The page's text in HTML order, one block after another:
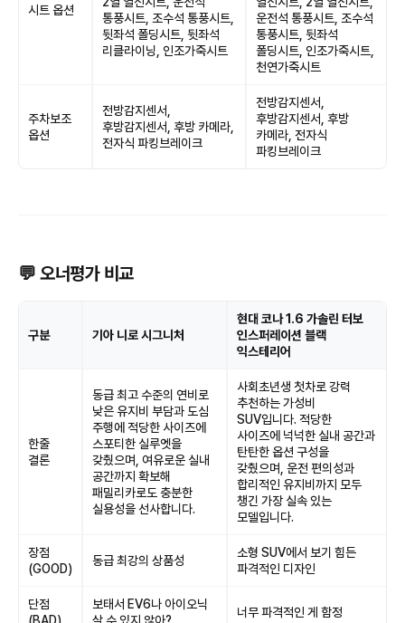
시트 옵션
통풍시트, 조수석 통풍시트,
뒷좌석 폴딩시트, 뒷좌석
리클라이닝, 인조가죽시트
운전석 통풍시트, 조수석
통풍시트, 뒷좌석
폴딩시트, 인조가죽시트,
천연가죽시트
주차보조
옵션
전방감지센서,
후방감지센서, 후방 카메라,
전자식 파킹브레이크
전방감지센서,
후방감지센서, 후방
카메라, 전자식
파킹브레이크
💬 오너평가 비교
구분 기아 니로 시그니처
현대 코나 1.6 가솔린 터보
인스퍼레이션 블랙
익스테리어
한줄
결론
동급 최고 수준의 연비로
낮은 유지비 부담과 도심
주행에 적당한 사이즈에
스포티한 실루엣을
갖췄으며, 여유로운 실내
공간까지 확보해
패밀리카로도 충분한
실용성을 선사합니다.
사회초년생 첫차로 강력
추천하는 가성비
SUV입니다. 적당한
사이즈에 넉넉한 실내 공간과
탄탄한 옵션 구성을
갖췄으며, 운전 편의성과
합리적인 유지비까지 모두
챙긴 가장 실속 있는
모델입니다.
장점
(GOOD)
동급 최강의 상품성
소형 SUV에서 보기 힘든
파격적인 디자인
단점
보태서 EV6나 아이오닉
너무 파격적인 게 함정